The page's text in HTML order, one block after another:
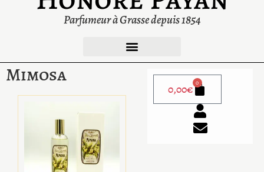
Parfumeur à Grasse depuis 1854
0,00€ 0
Mimosa